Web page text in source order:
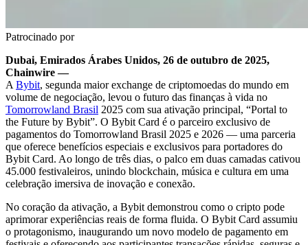
Patrocinado por
Dubai, Emirados Árabes Unidos, 26 de outubro de 2025,
Chainwire —
A Bybit, segunda maior exchange de criptomoedas do mundo em
volume de negociação, levou o futuro das finanças à vida no
Tomorrowland Brasil 2025 com sua ativação principal, “Portal to
the Future by Bybit”. O Bybit Card é o parceiro exclusivo de
pagamentos do Tomorrowland Brasil 2025 e 2026 — uma parceria
que oferece benefícios especiais e exclusivos para portadores do
Bybit Card. Ao longo de três dias, o palco em duas camadas cativou
45.000 festivaleiros, unindo blockchain, música e cultura em uma
celebração imersiva de inovação e conexão.
No coração da ativação, a Bybit demonstrou como o cripto pode
aprimorar experiências reais de forma fluida. O Bybit Card assumiu
o protagonismo, inaugurando um novo modelo de pagamento em